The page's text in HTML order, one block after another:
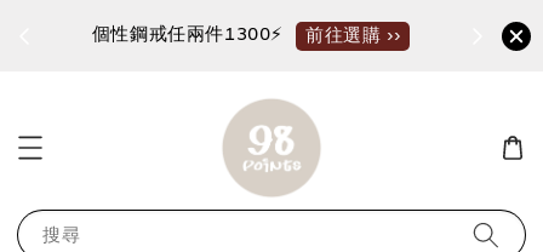
加入新會員?送100購物金 馬上領 ››
搜尋